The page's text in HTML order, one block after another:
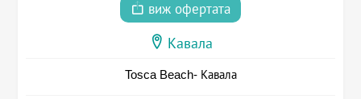
виж офертата
Кавала
Tosca Beach- Кавала